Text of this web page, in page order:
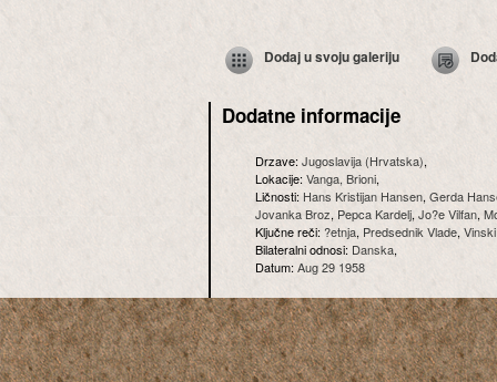
Dodaj u svoju galeriju
Dodatne informacije
Drzave:Jugoslavija (Hrvatska),
Lokacije:Vanga, Brioni,
Ličnosti: Hans Kristijan Hansen, Gerda
Jovanka Broz, Pepca Kardelj, Jo?e Vilfan,
Ključne reči: ?etnja, Predsednik Vlade,
Bilateralni odnosi: Danska,
Datum:Aug 29 1958